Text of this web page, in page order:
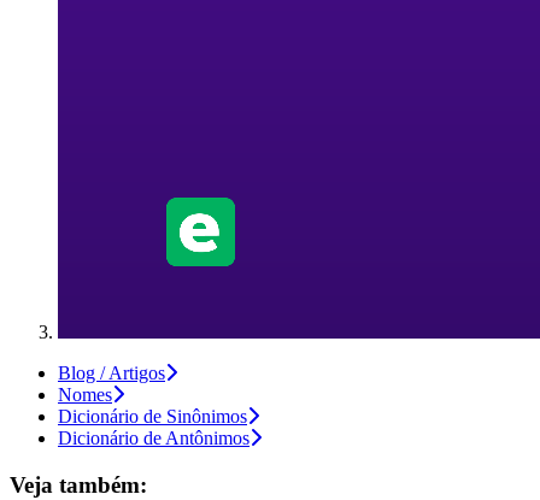
Blog / Artigos
Nomes
Dicionário de Sinônimos
Dicionário de Antônimos
Veja também: